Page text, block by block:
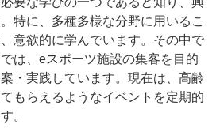
特に、多種多様な分野に用いるこ
意欲的に学んでいます。その中で
は、eスポーツ施設の集客を目的
・実践しています。現在は、高齢
もらえるようなイベントを定期的
。